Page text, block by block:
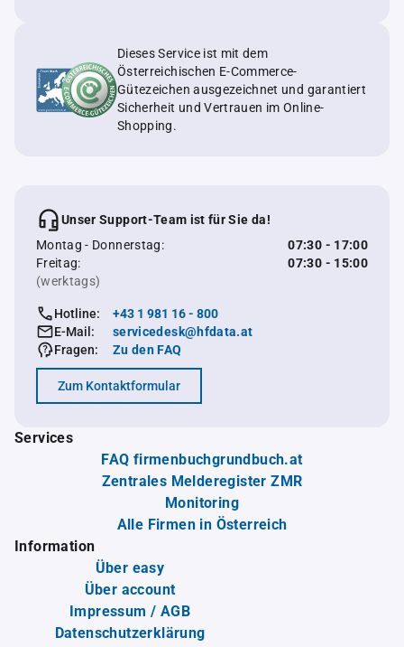
Dieses Service ist mit dem
Österreichischen E-Commerce-
Gütezeichen ausgezeichnet und garantiert
Sicherheit und Vertrauen im Online-
Shopping.
Unser Support-Team ist für Sie da!
Montag - Donnerstag:
07:30 - 17:00
Freitag:
07:30 - 15:00
(werktags)
Hotline:
+43 1 981 16 - 800
E-Mail:
servicedesk@hfdata.at
Fragen:
Zu den FAQ
Zum Kontaktformular
Services
FAQ firmenbuchgrundbuch.at
Zentrales Melderegister ZMR
Monitoring
Alle Firmen in Österreich
Information
Über easy
Über account
Impressum / AGB
Datenschutzerklärung